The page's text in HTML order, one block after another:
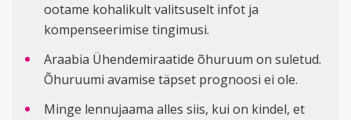
ootame kohalikult valitsuselt infot ja
kompenseerimise tingimusi.
Araabia Ühendemiraatide õhuruum on suletud.
Õhuruumi avamise täpset prognoosi ei ole.
Minge lennujaama alles siis, kui on kindel, et